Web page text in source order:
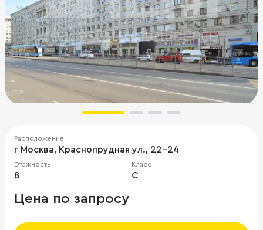
Расположение
г Москва, Краснопрудная ул., 22-24
Этажность
8
Класс
C
Цена по запросу